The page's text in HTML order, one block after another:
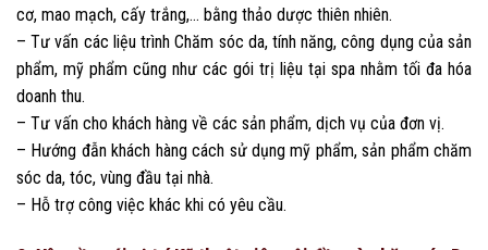
cơ, mao mạch, cấy trắng,… bằng thảo dược thiên nhiên.
– Tư vấn các liệu trình Chăm sóc da, tính năng, công dụng của sản
phẩm, mỹ phẩm cũng như các gói trị liệu tại spa nhằm tối đa hóa
doanh thu.
– Tư vấn cho khách hàng về các sản phẩm, dịch vụ của đơn vị.
– Hướng đẫn khách hàng cách sử dụng mỹ phẩm, sản phẩm chăm
sóc da, tóc, vùng đầu tại nhà.
– Hỗ trợ công việc khác khi có yêu cầu.